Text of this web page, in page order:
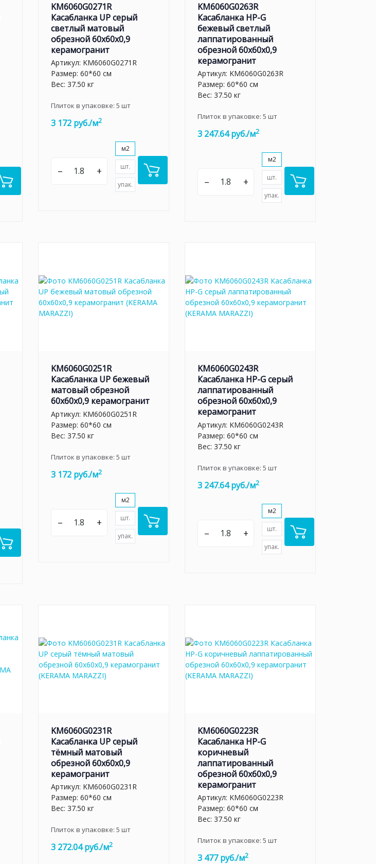
KM6060G0271R
Касабланка UP серый
светлый матовый
обрезной 60x60x0,9
керамогранит
Артикул: KM6060G0271R
Размер: 60*60 см
Вес: 37.50 кг
Плиток в упаковке: 5 шт
3 172 руб./м2
– +
м2
шт.
упак.
KM6060G0263R
Касабланка HP-G
бежевый светлый
лаппатированный
обрезной 60x60x0,9
керамогранит
Артикул: KM6060G0263R
Размер: 60*60 см
Вес: 37.50 кг
Плиток в упаковке: 5 шт
3 247.64 руб./м2
– +
м2
шт.
упак.
KM6060G0251R
Касабланка UP бежевый
матовый обрезной
60x60x0,9 керамогранит
Артикул: KM6060G0251R
Размер: 60*60 см
Вес: 37.50 кг
Плиток в упаковке: 5 шт
3 172 руб./м2
– +
м2
шт.
упак.
KM6060G0243R
Касабланка HP-G серый
лаппатированный
обрезной 60x60x0,9
керамогранит
Артикул: KM6060G0243R
Размер: 60*60 см
Вес: 37.50 кг
Плиток в упаковке: 5 шт
3 247.64 руб./м2
– +
м2
шт.
упак.
KM6060G0231R
Касабланка UP серый
тёмный матовый
обрезной 60x60x0,9
керамогранит
Артикул: KM6060G0231R
Размер: 60*60 см
Вес: 37.50 кг
Плиток в упаковке: 5 шт
3 272.04 руб./м2
KM6060G0223R
Касабланка HP-G
коричневый
лаппатированный
обрезной 60x60x0,9
керамогранит
Артикул: KM6060G0223R
Размер: 60*60 см
Вес: 37.50 кг
Плиток в упаковке: 5 шт
3 477 руб./м2